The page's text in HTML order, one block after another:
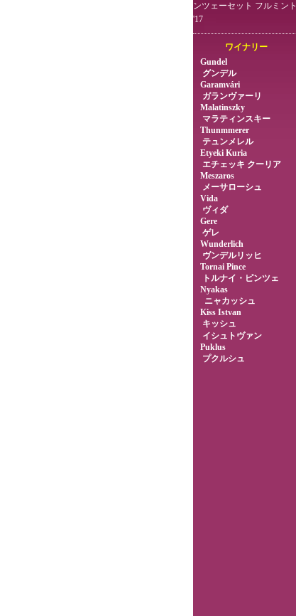
ンツェーセット フルミント
'17
ワイナリー
Gundel
グンデル
Garamvári
ガランヴァーリ
Malatinszky
マラティンスキー
Thunmmerer
テュンメレル
Etyeki Kuria
エチェッキ クーリア
Meszaros
メーサローシュ
Vida
ヴィダ
Gere
ゲレ
Wunderlich
ヴンデルリッヒ
Tornai Pince
トルナイ・ピンツェ
Nyakas
ニャカッシュ
Kiss Istvan
キッシュ
イシュトヴァン
Puklus
プクルシュ